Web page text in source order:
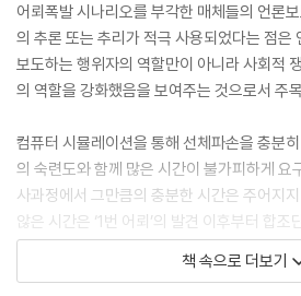
- 갈림길: 가역 또는 비가역
- 간단치 않은 계산: 가역-비가역 논쟁일 뿐
가리비 논쟁과 그 밖의 물음들
가리비, 백색물질
설계도면
부재한 증거
흡착물질
증거를 중심으로 본 논쟁의 이해
5장. 흡착물질: 실험실의 증거 생산과 과학
어뢰폭발 시나리오를 부각한 매체들의 언론
의 추론 또는 추리가 적극 사용되었다는 점은
보도하는 행위자의 역할만이 아니라 사회적
의 역할을 강화했음을 보여주는 것으로서
컴퓨터 시뮬레이션을 통해 선체파손을 충분
의 숙련도와 함께 많은 시간이 불가피하게 요
사과정에서 그만큼의 충분한 시간은 주어지
않은 시간은 ‘1번 어뢰’의 발견 이후부터 합
지 매우 짧은 일정의 촉박함에서 기인했으며,
손에서 가장 중요한 특징인 용골 절단이 만족
책 속으로 더보기